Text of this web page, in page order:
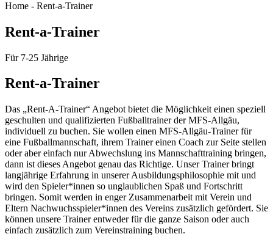
Home - Rent-a-Trainer
Rent-a-Trainer
Für 7-25 Jährige
Rent-a-Trainer
Das „Rent-A-Trainer“ Angebot bietet die Möglichkeit einen speziell
geschulten und qualifizierten Fußballtrainer der MFS-Allgäu,
individuell zu buchen. Sie wollen einen MFS-Allgäu-Trainer für
eine Fußballmannschaft, ihrem Trainer einen Coach zur Seite stellen
oder aber einfach nur Abwechslung ins Mannschafttraining bringen,
dann ist dieses Angebot genau das Richtige. Unser Trainer bringt
langjährige Erfahrung in unserer Ausbildungsphilosophie mit und
wird den Spieler*innen so unglaublichen Spaß und Fortschritt
bringen. Somit werden in enger Zusammenarbeit mit Verein und
Eltern Nachwuchsspieler*innen des Vereins zusätzlich gefördert. Sie
können unsere Trainer entweder für die ganze Saison oder auch
einfach zusätzlich zum Vereinstraining buchen.